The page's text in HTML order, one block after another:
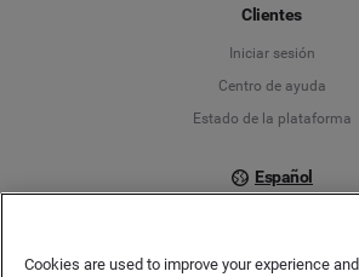
Clientes
Iniciar sesión
Centro de ayuda
Estado de la plataforma
Español
Cookies are used to improve your experience